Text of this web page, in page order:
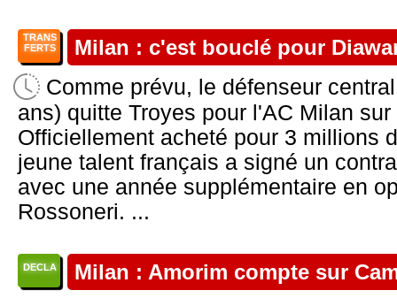
TRANS
FERTS
Milan : c'est bouclé pour
Comme prévu, le défenseur
ans) quitte Troyes pour l'AC Milan
Officiellement acheté pour 3 millions
jeune talent français a signé un
avec une année supplémentaire en
Rossoneri. ...
DECLA Milan : Amorim compte sur